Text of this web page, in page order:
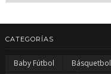
CATEGORÍAS
Baby Fútbol Básquetbol